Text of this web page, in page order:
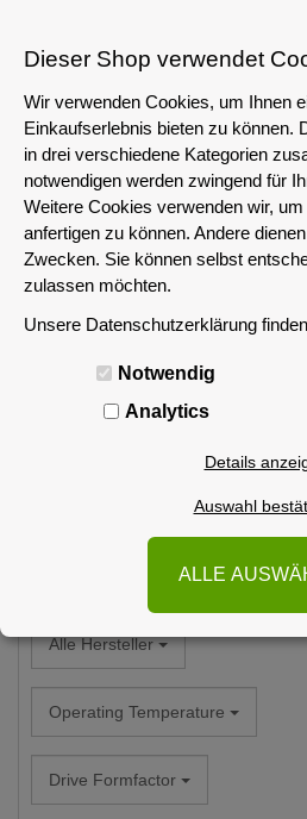
Das servershop-
Unternehmen i.S.d. § 14 BGB sowie
an Privatpersonen ist
MENÜ
Alle Hersteller
Operating Temperature
Drive Formfactor
Dieser Shop verwendet
Wir verwenden Cookies, um Ihnen
Einkaufserlebnis bieten zu können.
in drei verschiedene Kategorien
notwendigen werden zwingend für
Weitere Cookies verwenden wir,
anfertigen zu können. Andere
Zwecken. Sie können selbst
zulassen möchten.
Unsere Datenschutzerklärung
Notwendig
Analytics
Details
Auswahl
ALLE